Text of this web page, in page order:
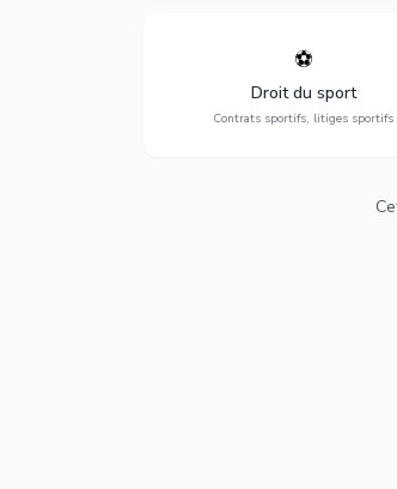
⚽
Droit du sport
Contrats sportifs, litiges sportifs
Expertise en droit sportif :
sportifs, transferts, sponsoring
contentieux.